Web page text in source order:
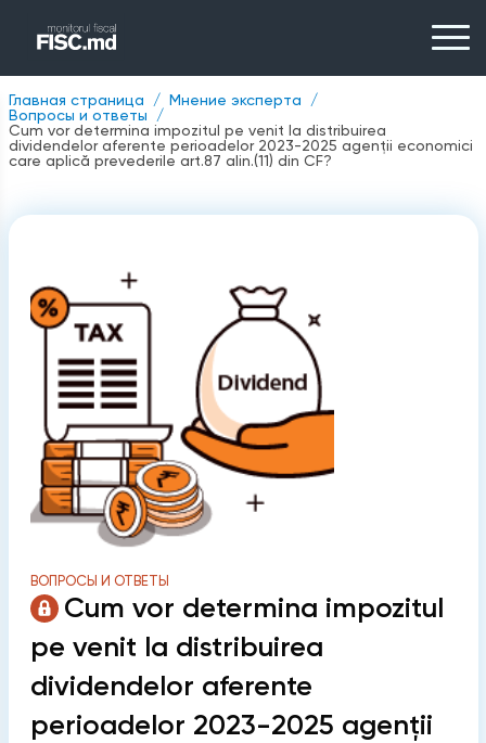
Главная страница
Мнение эксперта
Вопросы и ответы
Cum vor determina impozitul pe venit la distribuirea
dividendelor aferente perioadelor 2023-2025 agenții economici
care aplică prevederile art.87 alin.(11) din CF?
ВОПРОСЫ И ОТВЕТЫ
Cum vor determina impozitul
pe venit la distribuirea
dividendelor aferente
perioadelor 2023-2025 agenții